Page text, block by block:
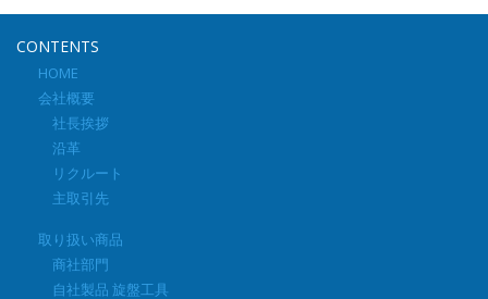
CONTENTS
HOME
会社概要
社長挨拶
沿革
リクルート
主取引先
取り扱い商品
商社部門
自社製品 旋盤工具